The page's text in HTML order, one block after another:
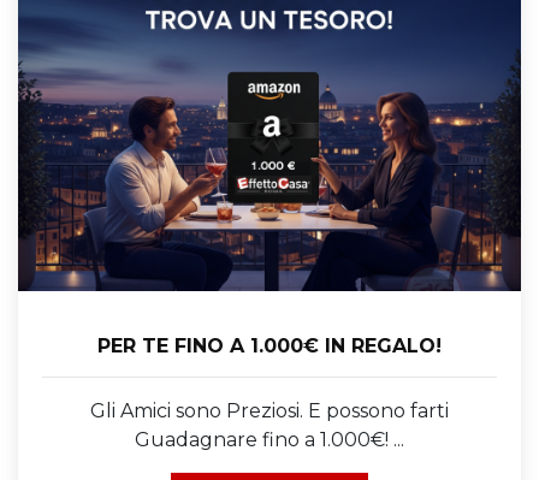
PER TE FINO A 1.000€ IN REGALO!
Gli Amici sono Preziosi. E possono farti
Guadagnare fino a 1.000€! ...